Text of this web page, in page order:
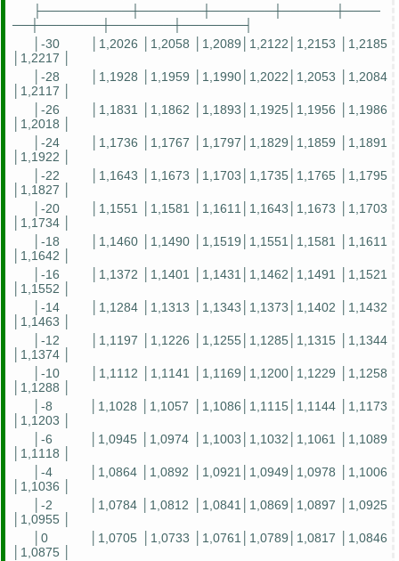
├──────────┼───────┼───────┼──────┼────
──┼───────┼───────┼───────┤
│-30
│1,2026 │1,2058 │1,2089│1,2122│1,2153 │1,2185
│1,2217 │
│-28
│1,1928 │1,1959 │1,1990│1,2022│1,2053 │1,2084
│1,2117 │
│-26
│1,1831 │1,1862 │1,1893│1,1925│1,1956 │1,1986
│1,2018 │
│-24
│1,1736 │1,1767 │1,1797│1,1829│1,1859 │1,1891
│1,1922 │
│-22
│1,1643 │1,1673 │1,1703│1,1735│1,1765 │1,1795
│1,1827 │
│-20
│1,1551 │1,1581 │1,1611│1,1643│1,1673 │1,1703
│1,1734 │
│-18
│1,1460 │1,1490 │1,1519│1,1551│1,1581 │1,1611
│1,1642 │
│-16
│1,1372 │1,1401 │1,1431│1,1462│1,1491 │1,1521
│1,1552 │
│-14
│1,1284 │1,1313 │1,1343│1,1373│1,1402 │1,1432
│1,1463 │
│-12
│1,1197 │1,1226 │1,1255│1,1285│1,1315 │1,1344
│1,1374 │
│-10
│1,1112 │1,1141 │1,1169│1,1200│1,1229 │1,1258
│1,1288 │
│-8
│1,1028 │1,1057 │1,1086│1,1115│1,1144 │1,1173
│1,1203 │
│-6
│1,0945 │1,0974 │1,1003│1,1032│1,1061 │1,1089
│1,1118 │
│-4
│1,0864 │1,0892 │1,0921│1,0949│1,0978 │1,1006
│1,1036 │
│-2
│1,0784 │1,0812 │1,0841│1,0869│1,0897 │1,0925
│1,0955 │
│0
│1,0705 │1,0733 │1,0761│1,0789│1,0817 │1,0846
│1,0875 │